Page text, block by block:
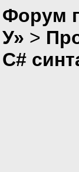
Форум
У» >
C#